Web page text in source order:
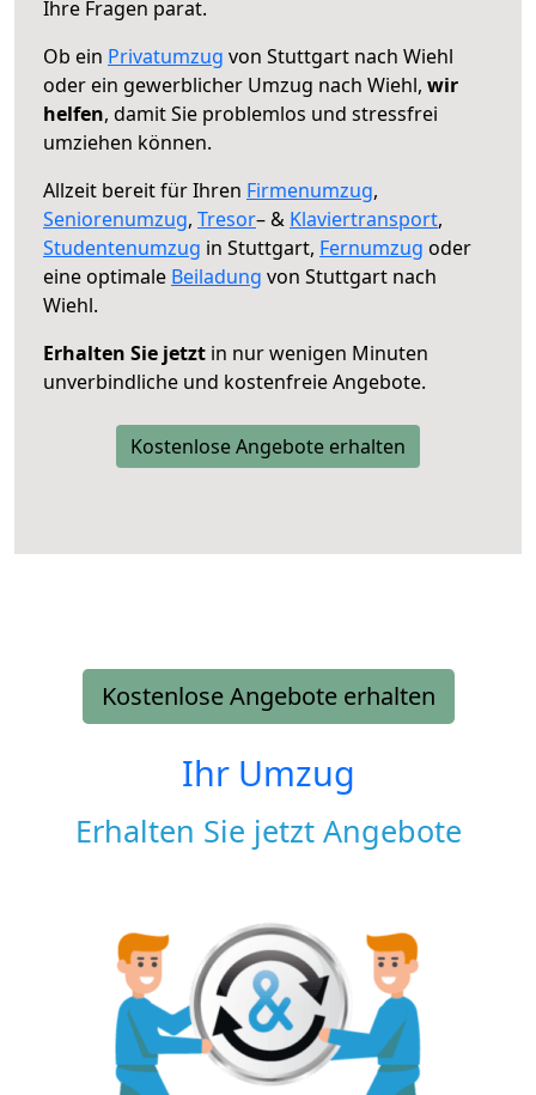
Ihre Fragen parat.
Ob ein Privatumzug von Stuttgart nach Wiehl
oder ein gewerblicher Umzug nach Wiehl, wir
helfen, damit Sie problemlos und stressfrei
umziehen können.
Allzeit bereit für Ihren Firmenumzug,
Seniorenumzug, Tresor– & Klaviertransport,
Studentenumzug in Stuttgart, Fernumzug oder
eine optimale Beiladung von Stuttgart nach
Wiehl.
Erhalten Sie jetzt in nur wenigen Minuten
unverbindliche und kostenfreie Angebote.
Kostenlose Angebote erhalten
Kostenlose Angebote erhalten
Ihr Umzug
Erhalten Sie jetzt Angebote